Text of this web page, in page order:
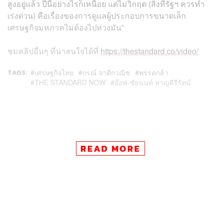
สูงอยู่แล้ว ปีนี้อย่างไรก็เหนื่อย แต่ไม่วิกฤต (สิ่งที่รัฐฯ ควรทำ
เร่งด่วน) คือเรื่องของการดูแลผู้ประกอบการขนาดเล็ก
เศรษฐกิจมหภาคไม่ต้องไปห่วงมัน”
ชมคลิปอื่นๆ ที่น่าสนใจได้ที่ https://thestandard.co/video/
TAGS: เศรษฐกิจไทย กรณ์ จาติกวณิช
พรรคกล้า
THE STANDARD NOW
อ๊อฟ-ชัยนนท์ หาญคีรีรัตน์
READ MORE